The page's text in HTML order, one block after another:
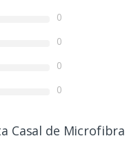
0
0
0
0
Casal de Microfibra